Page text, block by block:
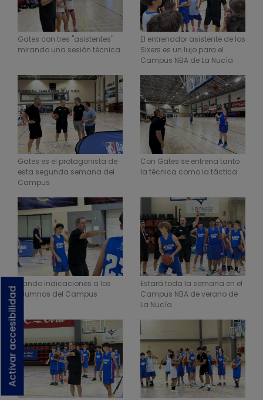
Activar accesibilidad
Gates con tres "asistentes"
mirando una sesión técnica
El entrenador asistente de los
Sixers es un lujo para el
Campus NBA de La Nucía
Gates es el protagonista de
esta segunda semana del
Campus
Con Gates se entrena tanto
la técnica como la táctica
Dando indicaciones a los
alumnos del Campus
Estará toda la semana en el
Campus NBA de verano de
La Nucía